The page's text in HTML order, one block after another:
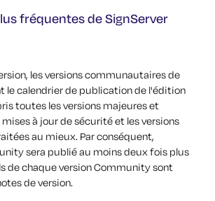
fréquentes de SignServer
les versions communautaires de
le calendrier de publication de l'édition
toutes les versions majeures et
à jour de sécurité et les versions
au mieux. Par conséquent,
sera publié au moins deux fois plus
de chaque version Community sont
de version.